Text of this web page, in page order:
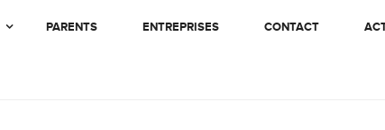
PARENTS ENTREPRISES CONTACT